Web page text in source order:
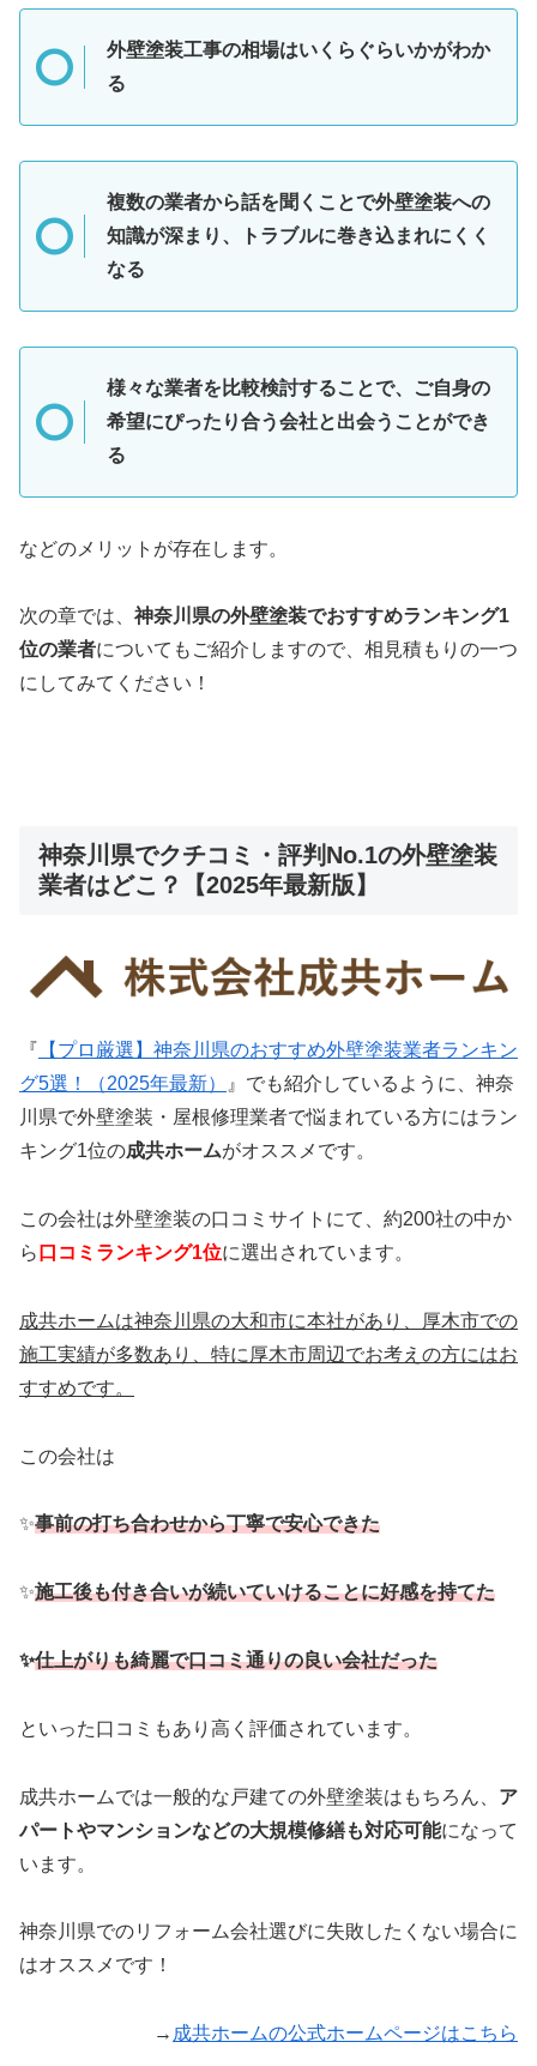
外壁塗装工事の相場はいくらぐらいかがわか
る
複数の業者から話を聞くことで外壁塗装への
知識が深まり、トラブルに巻き込まれにくく
なる
様々な業者を比較検討することで、ご自身の
希望にぴったり合う会社と出会うことができ
る
などのメリットが存在します。
次の章では、 神奈川県の外壁塗装でおすすめランキング1
位の業者についてもご紹介しますので、相見積もりの一つ
にしてみてください！
神奈川県でクチコミ・評判No.1の外壁塗装
業者はどこ？【2025年最新版】
『 【プロ厳選】神奈川県のおすすめ外壁塗装業者ランキン
グ5選！（2025年最新）
』でも紹介しているように、神奈
川県で外壁塗装・屋根修理業者で悩まれている方にはラン
キング1位の成共ホームがオススメです。
この会社は外壁塗装の口コミサイトにて、約200社の中か
ら 口コミランキング1位に選出されています。
成共ホームは神奈川県の大和市に本社があり、厚木市での
施工実績が多数あり、特に厚木市周辺でお考えの方にはお
すすめです。
この会社は
✨事前の打ち合わせから丁寧で安心できた
✨施工後も付き合いが続いていけることに好感を持てた
✨仕上がりも綺麗で口コミ通りの良い会社だった
といった口コミもあり高く評価されています。
成共ホームでは一般的な戸建ての外壁塗装はもちろん、 ア
パートやマンションなどの大規模修繕も対応可能になって
います。
神奈川県でのリフォーム会社選びに失敗したくない場合に
はオススメです！
→ 成共ホームの公式ホームページはこちら